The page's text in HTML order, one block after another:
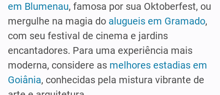
em Blumenau, famosa por sua Oktoberfest, ou
mergulhe na magia do alugueis em Gramado,
com seu festival de cinema e jardins
encantadores. Para uma experiência mais
moderna, considere as melhores estadias em
Goiânia, conhecidas pela mistura vibrante de